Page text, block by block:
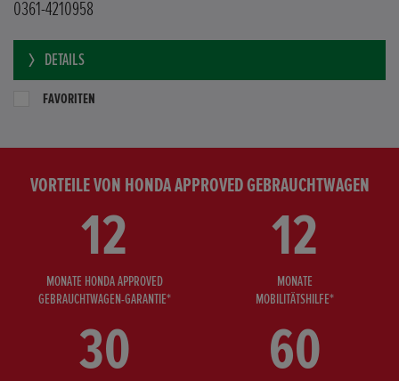
0361-4210958
DETAILS
FAVORITEN
VORTEILE VON HONDA APPROVED GEBRAUCHTWAGEN
12
MONATE HONDA APPROVED
GEBRAUCHTWAGEN-GARANTIE*
12
MONATE
MOBILITÄTSHILFE*
30 60